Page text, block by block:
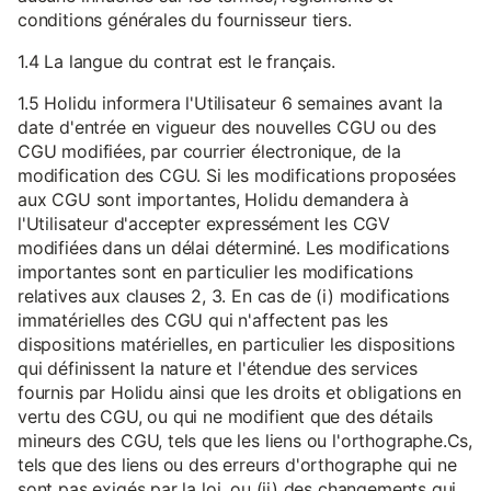
conditions générales du fournisseur tiers.
1.4 La langue du contrat est le français.
1.5 Holidu informera l'Utilisateur 6 semaines avant la
date d'entrée en vigueur des nouvelles CGU ou des
CGU modifiées, par courrier électronique, de la
modification des CGU. Si les modifications proposées
aux CGU sont importantes, Holidu demandera à
l'Utilisateur d'accepter expressément les CGV
modifiées dans un délai déterminé. Les modifications
importantes sont en particulier les modifications
relatives aux clauses 2, 3. En cas de (i) modifications
immatérielles des CGU qui n'affectent pas les
dispositions matérielles, en particulier les dispositions
qui définissent la nature et l'étendue des services
fournis par Holidu ainsi que les droits et obligations en
vertu des CGU, ou qui ne modifient que des détails
mineurs des CGU, tels que les liens ou l'orthographe.Cs,
tels que des liens ou des erreurs d'orthographe qui ne